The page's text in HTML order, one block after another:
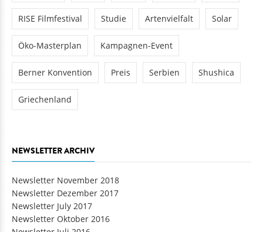
RISE Filmfestival Studie Artenvielfalt Solar
Öko-Masterplan Kampagnen-Event
Berner Konvention Preis Serbien Shushica
Griechenland
NEWSLETTER ARCHIV
Newsletter November 2018
Newsletter Dezember 2017
Newsletter July 2017
Newsletter Oktober 2016